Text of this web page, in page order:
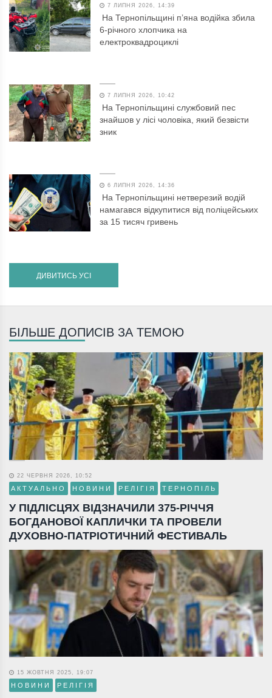
7 ЛИПНЯ 2026, 14:39
На Тернопільщині п’яна водійка збила
6-річного хлопчика на
електроквадроциклі
7 ЛИПНЯ 2026, 10:42
На Тернопільщині службовий пес
знайшов у лісі чоловіка, який безвісти
зник
6 ЛИПНЯ 2026, 14:36
На Тернопільщині нетверезий водій
намагався відкупитися від поліцейських
за 15 тисяч гривень
ДИВИТИСЬ УСІ
БІЛЬШЕ ДОПИСІВ ЗА ТЕМОЮ
22 ЧЕРВНЯ 2026, 10:52
АКТУАЛЬНО НОВИНИ РЕЛІГІЯ ТЕРНОПІЛЬ
У ПІДЛІСЦЯХ ВІДЗНАЧИЛИ 375-РІЧЧЯ
БОГДАНОВОЇ КАПЛИЧКИ ТА ПРОВЕЛИ
ДУХОВНО-ПАТРІОТИЧНИЙ ФЕСТИВАЛЬ
15 ЖОВТНЯ 2025, 19:07
НОВИНИ РЕЛІГІЯ